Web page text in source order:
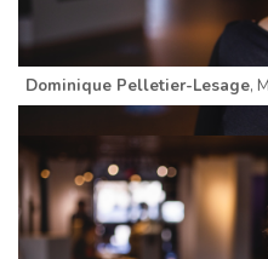
Dominique Pelletier-Lesage,